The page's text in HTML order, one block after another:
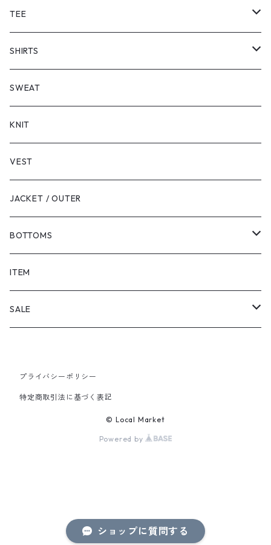
ショップに質問する
TEE
SHORT SLEEVE
LONG SLEEVE
SHIRTS
SHORT SLEEVE
LONG SLEEVE
SWEAT
KNIT
VEST
JACKET / OUTER
BOTTOMS
SHORTS
PANTS
ITEM
SALE
PANTS
プライバシーポリシー
特定商取引法に基づく表記
© Local Market
Powered by